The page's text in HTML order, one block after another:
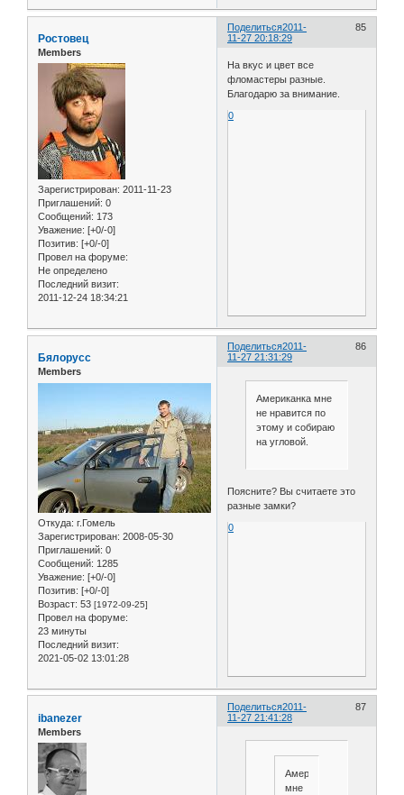
Поделиться 85
2011-
11-27 20:18:29
Ростовец
Members
Зарегистрирован: 2011-11-23
Приглашений: 0
Сообщений: 173
Уважение: [+0/-0]
Позитив: [+0/-0]
Провел на форуме:
Не определено
Последний визит:
2011-12-24 18:34:21
На вкус и цвет все
фломастеры разные.
Благодарю за внимание.
0
Поделиться 86
2011-
11-27 21:31:29
Бялорусс
Members
Откуда: г.Гомель
Зарегистрирован: 2008-05-30
Приглашений: 0
Сообщений: 1285
Уважение: [+0/-0]
Позитив: [+0/-0]
Возраст: 53 [1972-09-25]
Провел на форуме:
23 минуты
Последний визит:
2021-05-02 13:01:28
Американка мне
не нравится по
этому и собираю
на угловой.
Поясните? Вы считаете это
разные замки?
0
Поделиться 87
2011-
11-27 21:41:28
ibanezer
Members
Американка
мне